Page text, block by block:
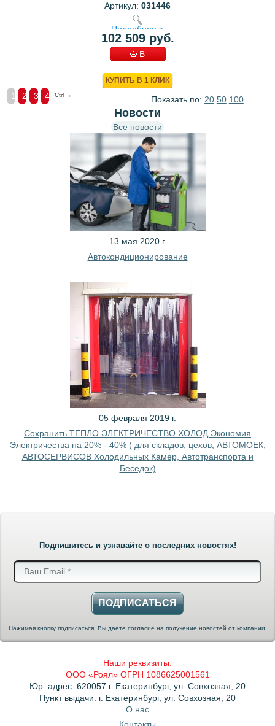
Артикул: 031446
Подробнее »
102 509 руб.
В
КУПИТЬ В 1 КЛИК
1 2 3 4 Ctrl → Показать по: 20 50 100
Новости
Все новости
13 мая 2020 г.
Автокондиционирование
05 февраля 2019 г.
Сохранить ТЕПЛО ЭЛЕКТРИЧЕСТВО ХОЛОД Экономия
Электричества на 20% - 40% ( для складов, цехов, АВТОМОЕК,
АВТОСЕРВИСОВ Холодильных Камер, Автотранспорта и
Беседок)
Подпишитесь и узнавайте о последних новостях!
ПОДПИСАТЬСЯ
Нажимая кнопку подписаться, Вы даете согласие на получение новостей от компании!
Наши реквизиты:
ООО «Роял» ОГРН 1086625001561
Юр. адрес: 620057 г. Екатеринбург, ул. Совхозная, 20
Пункт выдачи: г. Екатеринбург, ул. Совхозная, 20
О нас
Контакты